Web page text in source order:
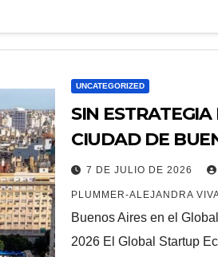
UNCATEGORIZED
SIN
CIUDAD DE
RETROCEDE
7 DE JULIO DE 2026
PLUMMER-ALEJANDRA
Buenos Aires en el
2026 El Global Startup